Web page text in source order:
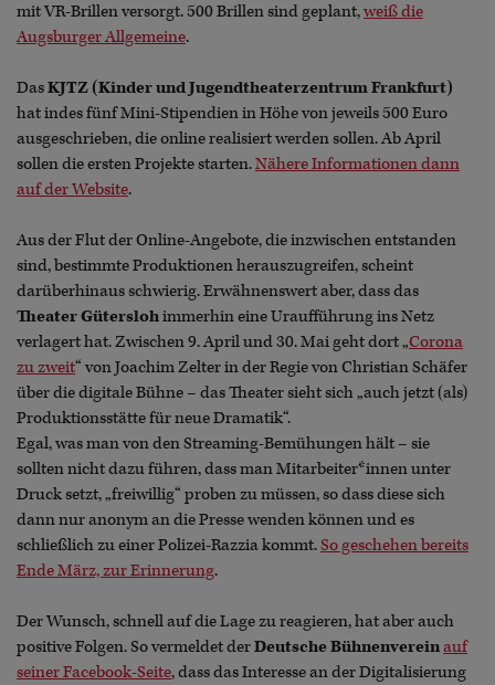
mit VR-Brillen versorgt. 500 Brillen sind geplant,weiß die
Augsburger Allgemeine.
DasKJTZ (Kinder und Jugendtheaterzentrum Frankfurt)
hat indes fünf Mini-Stipendien in Höhe von jeweils 500 Euro
ausgeschrieben, die online realisiert werden sollen. Ab April
sollen die ersten Projekte starten.Nähere Informationen dann
auf der Website.
Aus der Flut der Online-Angebote, die inzwischen entstanden
sind, bestimmte Produktionen herauszugreifen, scheint
darüberhinaus schwierig. Erwähnenswert aber, dass das
Theater Güterslohimmerhin eine Uraufführung ins Netz
verlagert hat. Zwischen 9. April und 30. Mai geht dort „Corona
zu zweit“ von Joachim Zelter in der Regie von Christian Schäfer
über die digitale Bühne – das Theater sieht sich „auch jetzt (als)
Produktionsstätte für neue Dramatik“.
Egal, was man von den Streaming-Bemühungen hält – sie
sollten nicht dazu führen, dass man Mitarbeiter*innen unter
Druck setzt, „freiwillig“ proben zu müssen, so dass diese sich
dann nur anonym an die Presse wenden können und es
schließlich zu einer Polizei-Razzia kommt.So geschehen bereits
Ende März, zur Erinnerung.
Der Wunsch, schnell auf die Lage zu reagieren, hat aber auch
positive Folgen. So vermeldet derDeutsche Bühnenvereinauf
seiner Facebook-Seite, dass das Interesse an der Digitalisierung